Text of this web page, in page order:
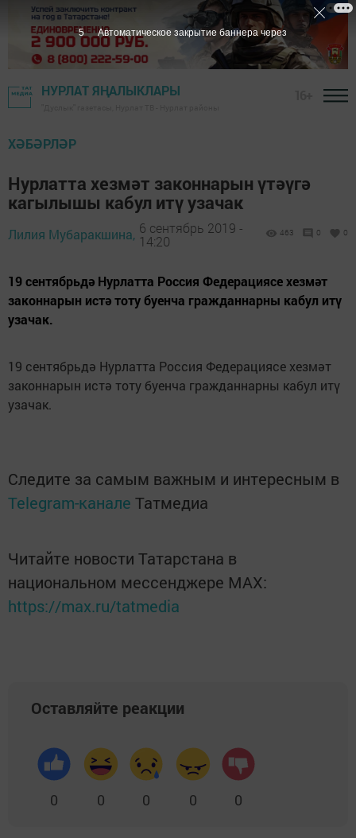
НУРЛАТ ЯҢАЛЫКЛАРЫ
ХӘБӘРЛӘР
Нурлатта хезмәт законнарын үтәүгә
кагылышы кабул итү узачак
Лилия Мубаракшина, 6 сентябрь 2019 -
14:20
463 0 0
19 сентябрьдә Нурлатта Россия Федерациясе хезмәт
законнарын истә тоту буенча гражданнарны кабул итү
узачак.
19 сентябрьдә Нурлатта Россия Федерациясе хезмәт
законнарын истә тоту буенча гражданнарны кабул итү
узачак.
Следите за самым важным и интересным в
Telegram-канале Татмедиа
Читайте новости Татарстана в
национальном мессенджере MАХ:
https://max.ru/tatmedia
Оставляйте реакции
0 0 0 0 0
4 Автоматическое закрытие баннера через